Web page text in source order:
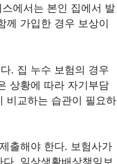
에서는 본인 집에서 발
께 가입한 경우 보상이
. 집 누수 보험의 경우
상황에 따라 자기부담
비교하는 습관이 필요하
출해야 한다. 보험사가